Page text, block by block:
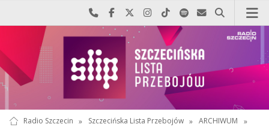
Najlepiej po prostu do nas zadzwoń
Odwiedź nas na Facebook-u
Odwiedź nas na X
Odwiedź nas na Instagram-ie
Odwiedź nas na TikTok-u
Szukaj nas na Spotify
Wyślij do nas
Szukaj
Radio Szczecin » Szczecińska Lista Przebojów » ARCHIWUM
»